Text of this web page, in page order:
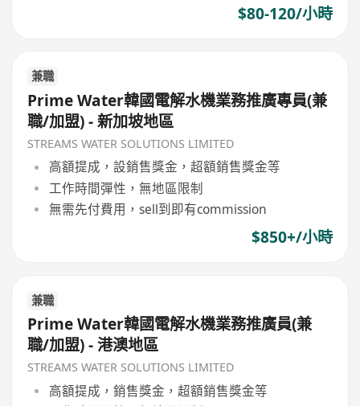
$80-120/小時
兼職
Prime Water韓國電解水機業務推廣專員(兼
職/加盟) - 新加坡地區
STREAMS WATER SOLUTIONS LIMITED
高額提成，設銷售獎金，超額銷售獎金等
工作時間彈性，無地區限制
無需先付費用，sell到即有commission
$850+/小時
兼職
Prime Water韓國電解水機業務推廣員(兼
職/加盟) - 港澳地區
STREAMS WATER SOLUTIONS LIMITED
高額提成，銷售獎金，超額銷售獎金等